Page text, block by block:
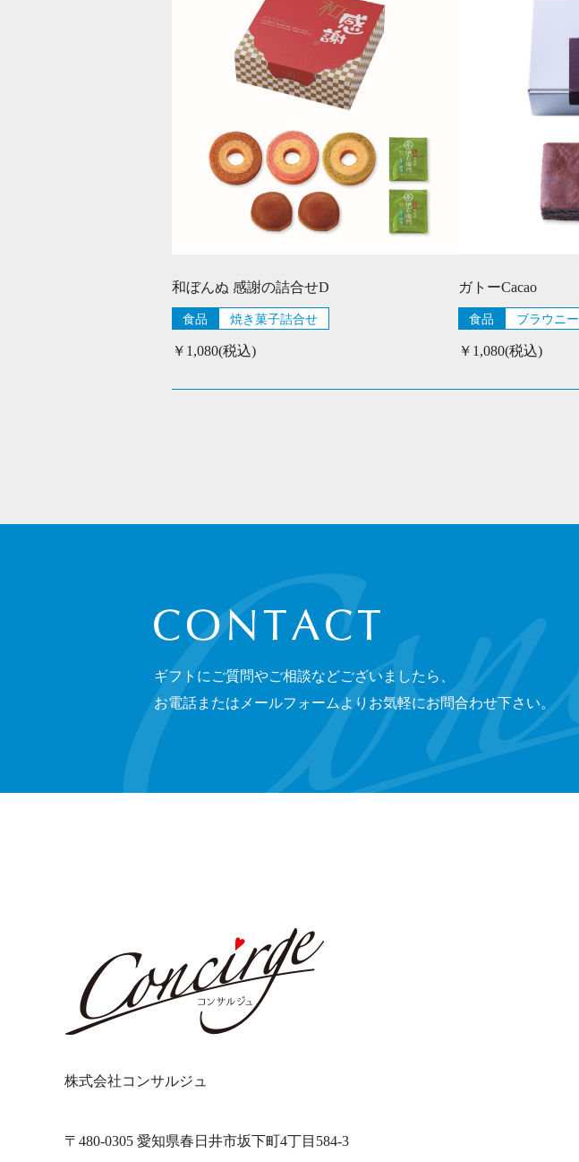
和ぼんぬ 感謝の詰合せD
食品 焼き菓子詰合せ
￥1,080(税込)
ガトーCacao
食品 ブラウニー
￥1,080(税込)
CONTACT
ギフトにご質問やご相談などございましたら、
お電話またはメールフォームよりお気軽にお問合わせ下さい。
株式会社コンサルジュ
〒480-0305 愛知県春日井市坂下町4丁目584-3